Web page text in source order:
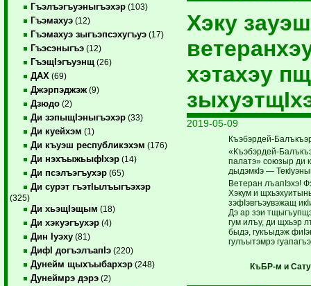
Гъэлъэгъуэныгъэхэр (103)
Гъэмахуэ (12)
Гъэмахуэ зыгъэпсэхугъуэ (17)
Гъэсэныгъэ (12)
ГъэщIэгъуэнщ (26)
ДАХ (69)
Джэрпэджэж (9)
Дзюдо (2)
Ди зэпыщIэныгъэхэр (33)
Ди куейхэм (1)
Ди къуэш республикэхэм (176)
Ди нэхъыжьыфIхэр (14)
Ди псэлъэгъухэр (65)
Ди сурэт гъэтIылъыгъэхэр
(325)
Ди хьэщIэщым (18)
Ди хэкуэгъухэр (4)
Дин Iуэху (81)
ДифI догъэлъапIэ (220)
Дунейм щыхъыбархэр (248)
Дунеймрэ дэрэ (2)
Хэку
хэтахэу
2019-05-09
Къэбэрдей-
«Къэбэрдей-
палатэ» союзыр ди
дыдэмкIэ —
Ветеран лъапIэхэ!
Хэкум и
зэфIэвгъэувэжащ
Дэ ар зэи
гум илъу, ди щхьэр
быдэ, гукъыдэж
гулъытэмрэ
КъБР-м и